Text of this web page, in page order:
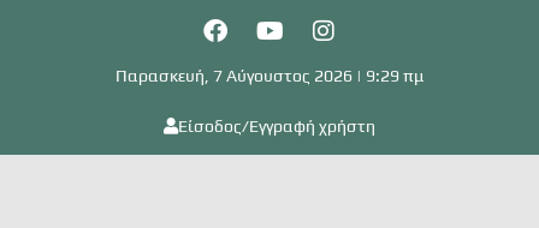
Παρασκευή, 7 Αύγουστος 2026 | 9:29 πμ
Είσοδος/Εγγραφή χρήστη